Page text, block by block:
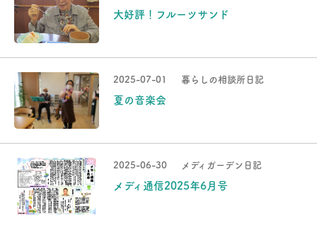
大好評！フルーツサンド
2025-07-01 暮らしの相談所日記
夏の音楽会
2025-06-30 メディガーデン日記
メディ通信2025年6月号